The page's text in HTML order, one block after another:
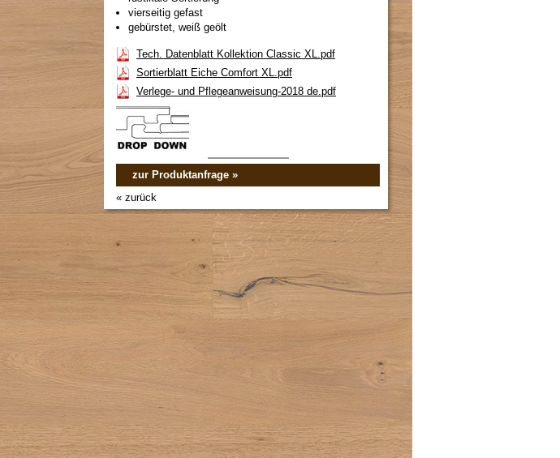
vierseitig gefast
gebürstet, weiß geölt
Tech. Datenblatt Kollektion Classic XL.pdf
Sortierblatt Eiche Comfort XL.pdf
Verlege- und Pflegeanweisung-2018 de.pdf
zur Produktanfrage »
« zurück